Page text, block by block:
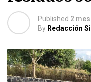
Published 2
By Redacción